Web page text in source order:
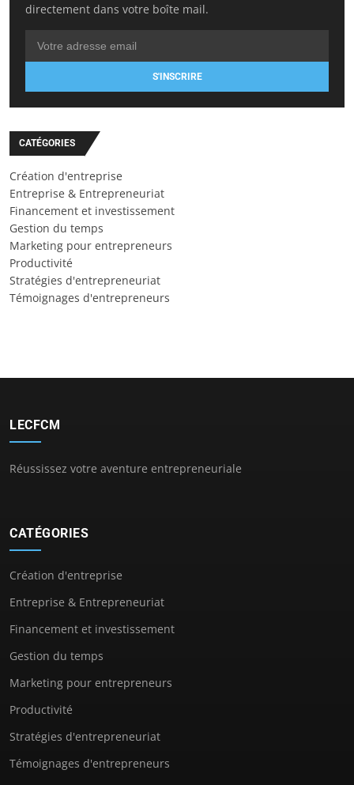
directement dans votre boîte mail.
S'INSCRIRE
CATÉGORIES
Création d'entreprise
Entreprise & Entrepreneuriat
Financement et investissement
Gestion du temps
Marketing pour entrepreneurs
Productivité
Stratégies d'entrepreneuriat
Témoignages d'entrepreneurs
LECFCM
Réussissez votre aventure entrepreneuriale
CATÉGORIES
Création d'entreprise
Entreprise & Entrepreneuriat
Financement et investissement
Gestion du temps
Marketing pour entrepreneurs
Productivité
Stratégies d'entrepreneuriat
Témoignages d'entrepreneurs